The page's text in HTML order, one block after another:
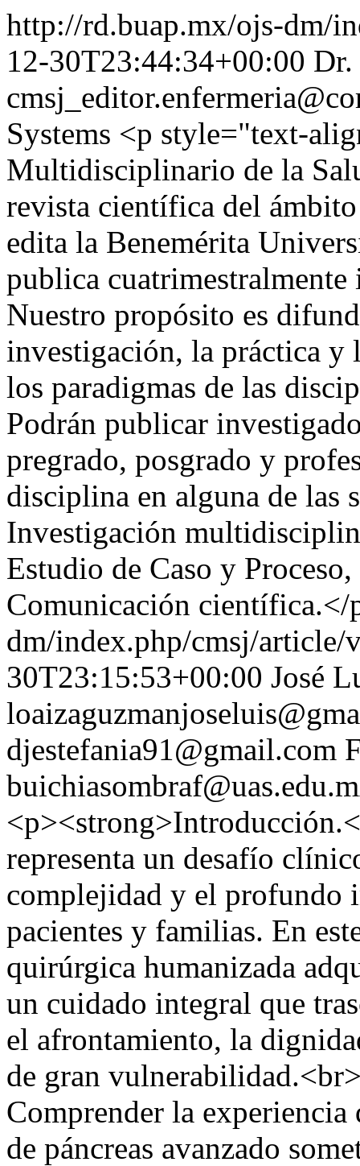
http://rd.buap.mx/ojs-dm/
12-30T23:44:34+00:00 Dr.
Systems <p style="text-
Multidisciplinario de la
revista científica del
edita la Benemérita
publica
Nuestro propósito es
investigación, la práctica y
los paradigmas de las
Podrán publicar
pregrado, posgrado y
disciplina en alguna de las
Investigación
Estudio de Caso y
Comunicación científica.</
dm/index.php/cmsj/article/
30T23:15:53+00:00 José
djestefania91@gmail.com
representa un desafío
complejidad y el profundo
pacientes y familias. En
quirúrgica humanizada
un cuidado integral que
el afrontamiento, la
de gran
Comprender la
de páncreas avanzado